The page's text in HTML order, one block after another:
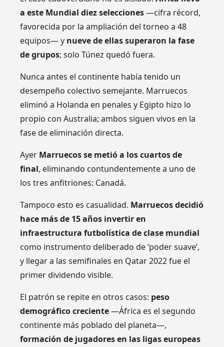
a este Mundial diez selecciones—cifra récord,
favorecida por la ampliación del torneo a 48
equipos— y nueve de ellas superaron la fase
de grupos; solo Túnez quedó fuera.
Nunca antes el continente había tenido un
desempeño colectivo semejante. Marruecos
eliminó a Holanda en penales y Egipto hizo lo
propio con Australia; ambos siguen vivos en la
fase de eliminación directa.
Ayer Marruecos se metió a los cuartos de
final, eliminando contundentemente a uno de
los tres anfitriones: Canadá.
Tampoco esto es casualidad. Marruecos decidió
hace más de 15 años invertir en
infraestructura futbolística de clase mundial
como instrumento deliberado de ‘poder suave’,
y llegar a las semifinales en Qatar 2022 fue el
primer dividendo visible.
El patrón se repite en otros casos: peso
demográfico creciente—África es el segundo
continente más poblado del planeta—,
formación de jugadores en las ligas europeas